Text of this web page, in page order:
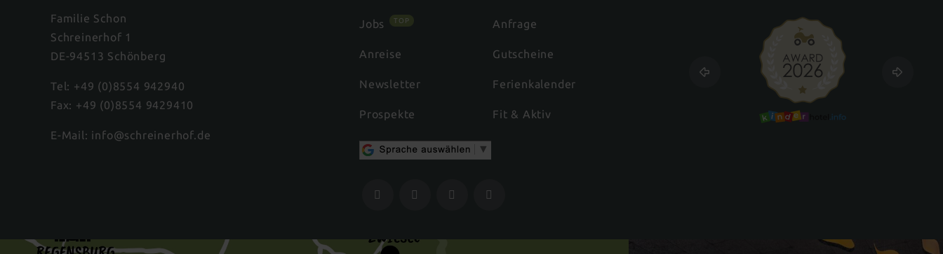
Familie Schon
Schreinerhof 1
DE-94513 Schönberg
Tel: +49 (0)8554 942940
Fax: +49 (0)8554 9429410
E-Mail: info@schreinerhof.de
Jobs TOP Anfrage
Anreise Gutscheine
Newsletter Ferienkalender
Prospekte Fit & Aktiv